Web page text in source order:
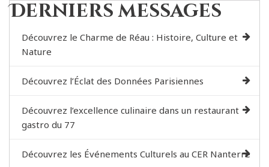
Derniers messages
Découvrez le Charme de Réau : Histoire, Culture et
Nature
Découvrez l’Éclat des Données Parisiennes
Découvrez l’excellence culinaire dans un restaurant
gastro du 77
Découvrez les Événements Culturels au CER Nanterre